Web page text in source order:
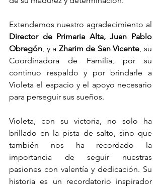
Director de Primaria Alta, Juan Pablo
Obregón, y a Zharim de San Vicente, su
Coordinadora de Familia, por su
continuo respaldo y por brindarle a
Violeta el espacio y el apoyo necesario
para perseguir sus sueños.
Violeta, con su victoria, no solo ha
brillado en la pista de salto, sino que
también nos ha recordado la
importancia de seguir nuestras
pasiones con valentía y dedicación. Su
historia es un recordatorio inspirador